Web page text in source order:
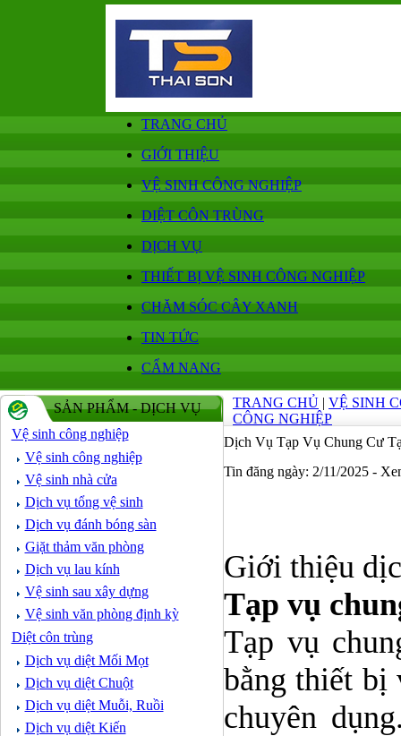
TRANG CHỦ
GIỚI THIỆU
VỆ SINH CÔNG NGHIỆP
DIỆT CÔN TRÙNG
DỊCH VỤ
THIẾT BỊ VỆ SINH CÔNG NGHIỆP
CHĂM SÓC CÂY XANH
TIN TỨC
CẨM NANG
SẢN PHẨM - DỊCH VỤ
Vệ sinh công nghiệp
Vệ sinh công nghiệp
Vệ sinh nhà cửa
Dịch vụ tổng vệ sinh
Dịch vụ đánh bóng sàn
Giặt thảm văn phòng
Dịch vụ lau kính
Vệ sinh sau xây dựng
Vệ sinh văn phòng định kỳ
Diệt côn trùng
Dịch vụ diệt Mối Mọt
Dịch vụ diệt Chuột
Dịch vụ diệt Muỗi, Ruồi
Dịch vụ diệt Kiến
TRANG CHỦ | VỆ SINH
CÔNG NGHIỆP
Dịch Vụ Tạp Vụ Chung Cư
Tin đăng ngày: 2/11/2025 -
Giới thiệu
Tạp vụ
Tạp vụ
bằng thiết bị
chuyên